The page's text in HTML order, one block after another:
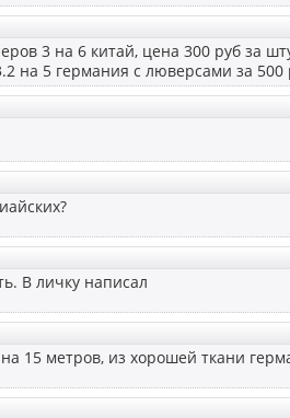
3 на 6 китай, цена 300 руб за
на 5 германия с люверсами за 500
В личку написал
15 метров, из хорошей ткани